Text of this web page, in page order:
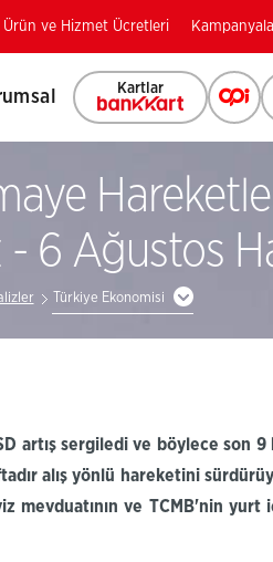
Ürün ve Hizmet Ücretleri
Kartlar Opi
(Bu
6 Ağustos
Türkiye Ekonomisi
artış sergiledi ve böylece son 9
alış yönlü hareketini
mevduatının ve TCMB'nin yurt